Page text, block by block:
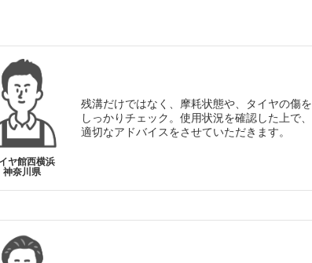
ヤ館西横浜
神奈川県
残溝だけではなく、摩耗状態や、タイヤの傷を
しっかりチェック。使用状況を確認した上で、
適切なアドバイスをさせていただきます。